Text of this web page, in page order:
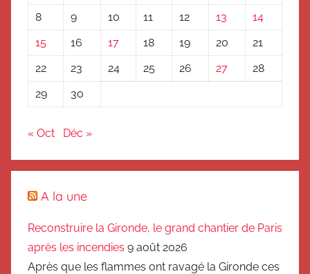
8
9 10 11 12 13
14
15
16 17 18 19 20
21
22
23 24 25 26 27
28
29
30
« Oct Déc »
A la une
Reconstruire la Gironde, le grand chantier de Paris
après les incendies 9 août 2026
Après que les flammes ont ravagé la Gironde ces